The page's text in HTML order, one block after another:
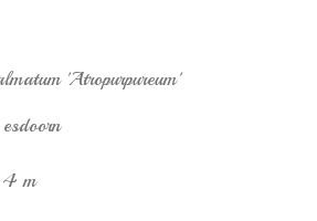
'Atropurpureum'
m